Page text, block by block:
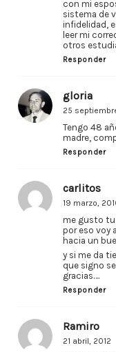
con mi
sistema de
infidelidad,
leer mi
otros
Responder
gloria
25
Tengo 48
madre,
Responder
carlitos
19 marzo,
me gusto tu
por eso voy
hacia un
y si me da
que signo
gracias….
Responder
Ramiro
21 abril, 2012